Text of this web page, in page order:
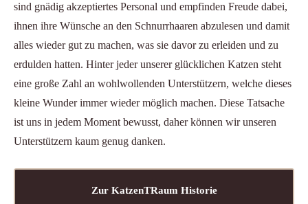
sind gnädig akzeptiertes Personal und empfinden Freude dabei,
ihnen ihre Wünsche an den Schnurrhaaren abzulesen und damit
alles wieder gut zu machen, was sie davor zu erleiden und zu
erdulden hatten. Hinter jeder unserer glücklichen Katzen steht
eine große Zahl an wohlwollenden Unterstützern, welche dieses
kleine Wunder immer wieder möglich machen. Diese Tatsache
ist uns in jedem Moment bewusst, daher können wir unseren
Unterstützern kaum genug danken.
Zur KatzenTRaum Historie